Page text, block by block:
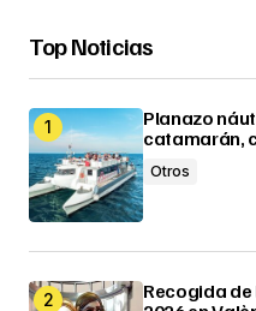
Top Noticias
Planazo
catamarán,
Otros
Recogida